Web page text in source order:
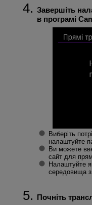
Завершіть
в програмі
Виберіть
налаштуйте
Ви можете
сайт для
Налаштуйте
середовища
Почніть